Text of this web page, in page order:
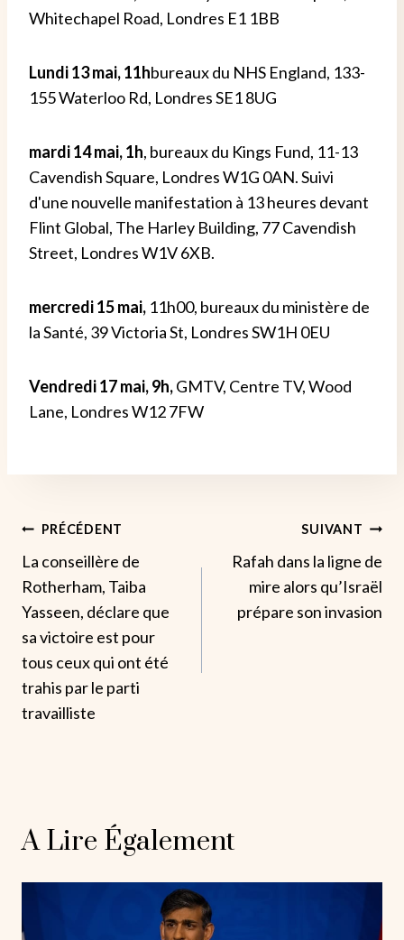
Whitechapel Road, Londres E1 1BB
Lundi 13 mai, 11hbureaux du NHS England, 133-
155 Waterloo Rd, Londres SE1 8UG
mardi 14 mai, 1h, bureaux du Kings Fund, 11-13
Cavendish Square, Londres W1G 0AN. Suivi
d'une nouvelle manifestation à 13 heures devant
Flint Global, The Harley Building, 77 Cavendish
Street, Londres W1V 6XB.
mercredi 15 mai, 11h00, bureaux du ministère de
la Santé, 39 Victoria St, Londres SW1H 0EU
Vendredi 17 mai, 9h,GMTV, Centre TV, Wood
Lane, Londres W12 7FW
Navigation
De
L’article
PRÉCÉDENT
La conseillère de
Rotherham, Taiba
Yasseen, déclare que
sa victoire est pour
tous ceux qui ont été
trahis par le parti
travailliste
SUIVANT
Rafah dans la ligne de
mire alors qu’Israël
prépare son invasion
A Lire Également